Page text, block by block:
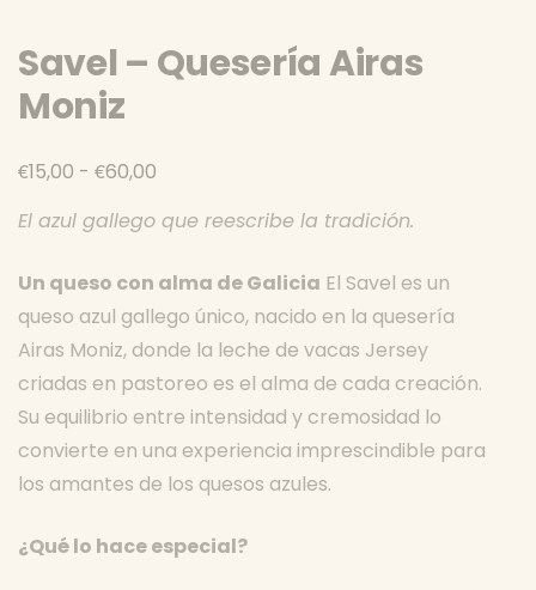
Savel – Quesería Airas
Moniz
€15,00 - €60,00
precios:
desde
€15,00
hasta
€60,00
El azul gallego que reescribe la tradición.
Un queso con alma de Galicia El Savel es un
queso azul gallego único, nacido en la quesería
Airas Moniz, donde la leche de vacas Jersey
criadas en pastoreo es el alma de cada creación.
Su equilibrio entre intensidad y cremosidad lo
convierte en una experiencia imprescindible para
los amantes de los quesos azules.
¿Qué lo hace especial?